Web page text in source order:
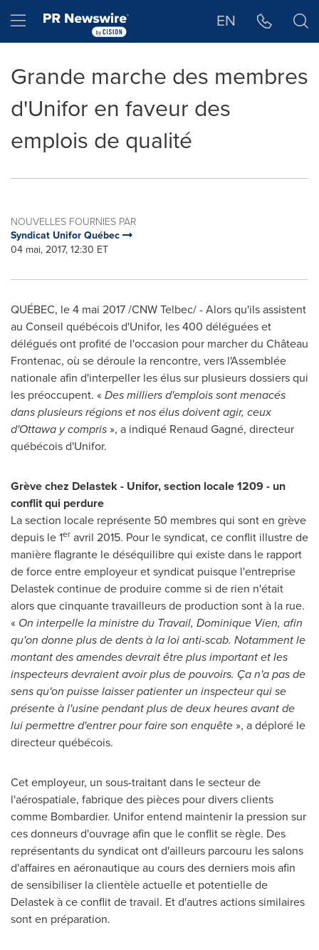
Hamburger menu EN
Grande marche des membres
d'Unifor en faveur des
emplois de qualité
NOUVELLES FOURNIES PAR
Syndicat Unifor Québec
04 mai, 2017, 12:30 ET
QUÉBEC, le 4 mai 2017 /CNW Telbec/ - Alors qu'ils assistent
au Conseil québécois d'Unifor, les 400 déléguées et
délégués ont profité de l'occasion pour marcher du Château
Frontenac, où se déroule la rencontre, vers l'Assemblée
nationale afin d'interpeller les élus sur plusieurs dossiers qui
les préoccupent. «Des milliers d'emplois sont menacés
dans plusieurs régions et nos élus doivent agir, ceux
d'Ottawa y compris», a indiqué Renaud Gagné, directeur
québécois d'Unifor.
Grève chez Delastek - Unifor, section locale 1209 - un
conflit qui perdure
La section locale représente 50 membres qui sont en grève
depuis le 1er avril 2015. Pour le syndicat, ce conflit illustre de
manière flagrante le déséquilibre qui existe dans le rapport
de force entre employeur et syndicat puisque l'entreprise
Delastek continue de produire comme si de rien n'était
alors que cinquante travailleurs de production sont à la rue.
« On interpelle la ministre du Travail, Dominique Vien, afin
qu'on donne plus de dents à la loi anti-scab. Notamment le
montant des amendes devrait être plus important et les
inspecteurs devraient avoir plus de pouvoirs. Ça n'a pas de
sens qu'on puisse laisser patienter un inspecteur qui se
présente à l'usine pendant plus de deux heures avant de
lui permettre d'entrer pour faire son enquête», a déploré le
directeur québécois.
Cet employeur, un sous-traitant dans le secteur de
l'aérospatiale, fabrique des pièces pour divers clients
comme Bombardier. Unifor entend maintenir la pression sur
ces donneurs d'ouvrage afin que le conflit se règle. Des
représentants du syndicat ont d'ailleurs parcouru les salons
d'affaires en aéronautique au cours des derniers mois afin
de sensibiliser la clientèle actuelle et potentielle de
Delastek à ce conflit de travail. Et d'autres actions similaires
sont en préparation.